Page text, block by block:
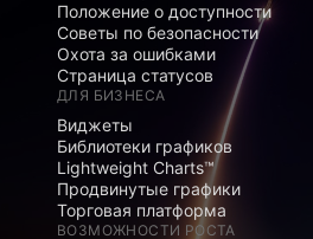
Положение о доступности
Советы по безопасности
Охота за ошибками
Страница статусов
ДЛЯ БИЗНЕСА
Виджеты
Библиотеки графиков
Lightweight Charts™
Продвинутые графики
Торговая платформа
ВОЗМОЖНОСТИ РОСТА